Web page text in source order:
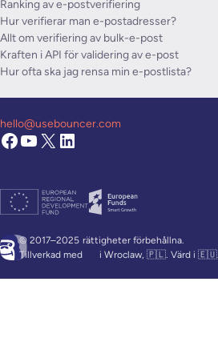
Ranking av e-postverifiering
Hur verifierar man e-postadresser?
Allt om verifiering av bulk-e-post
Kraften i API för validering av e-post
Hur ofta ska jag rensa min e-postlista?
© 2017–2025 rättigheter förbehållna.
Tillverkad med
i Wroclaw, 🇵🇱. Värd i 🇪🇺.
hello@usebouncer.com